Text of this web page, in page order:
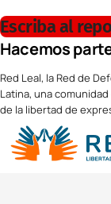
Escriba al
Hacemos
Red Leal, la Red de
Latina, una
de la libertad de